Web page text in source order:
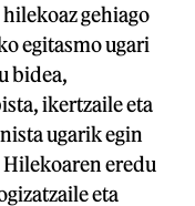
gehiago
egitasmo ugari
bidea,
ikertzaile eta
ugarik egin
eredu
eta